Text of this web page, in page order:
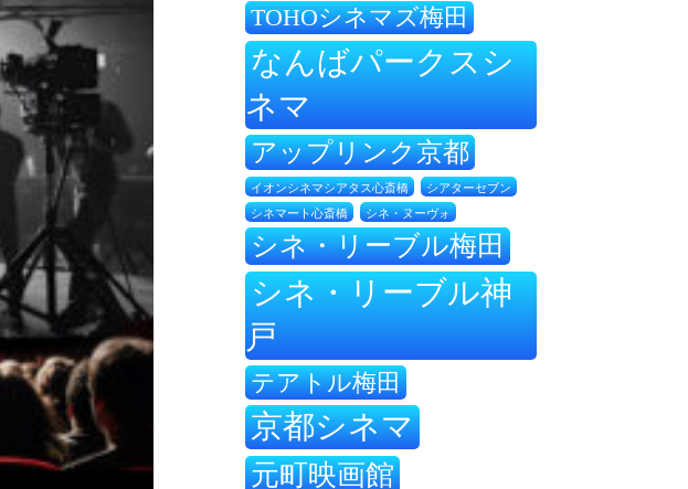
TOHOシネマズ梅田
なんばパークスシ
ネマ
アップリンク京都
イオンシネマシアタス心斎橋 シアターセブン
シネマート心斎橋 シネ・ヌーヴォ
シネ・リーブル梅田
シネ・リーブル神
戸
テアトル梅田
京都シネマ
元町映画館